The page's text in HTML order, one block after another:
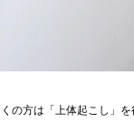
の方は「上体起こし」